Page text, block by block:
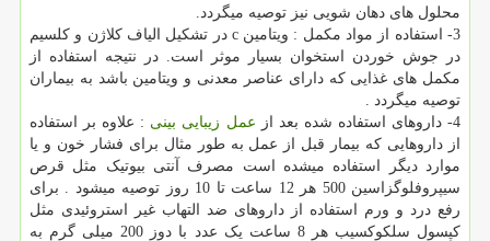
محلول های دهان شویی نیز توصیه میگردد.
3- استفاده از مواد مکمل : ویتامین
c در تشکیل الیاف کلاژن و کلسیم
در جوش خوردن استخوان بسیار موثر است. در نتیجه استفاده از
مکمل های غذایی که دارای عناصر معدنی و ویتامین باشد به بیماران
توصیه میگردد .
4- داروهای استفاده شده بعد از
عمل زیبایی بینی : علاوه بر استفاده
از داروهایی که بیمار قبل از عمل به طور مثال برای فشار خون و یا
موارد دیگر استفاده میشده است مصرف آنتی بیوتیک مثل قرص
سیپروفلوگزاسین 500 هر 12 ساعت تا 10 روز توصیه میشود . برای
رفع درد و ورم استفاده از داروهای ضد التهاب غیر استروئیدی مثل
کپسول سلکوکسیب هر 8 ساعت یک عدد با دوز 200 میلی گرم به